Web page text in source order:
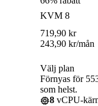
KVM 8
719,90 kr
243,90 kr/mån
Välj plan
Förnyas för
som helst.
8 vCPU-